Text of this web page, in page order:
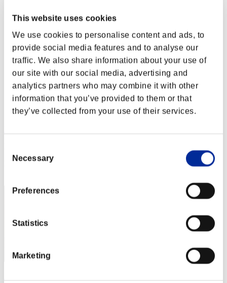
This website uses cookies
We use cookies to personalise content and ads, to
provide social media features and to analyse our
traffic. We also share information about your use of
our site with our social media, advertising and
analytics partners who may combine it with other
information that you’ve provided to them or that
they’ve collected from your use of their services.
Selection
Necessary
Preferences
Statistics
Marketing
Posición